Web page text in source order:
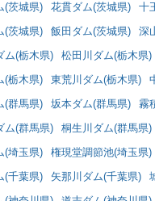
(茨城県)
花貫ダム(茨城県) 十
(茨城県)
飯田ダム(茨城県) 深
ム(栃木県)
松田川ダム(栃木県)
(栃木県)
東荒川ダム(栃木県)
(群馬県)
坂本ダム(群馬県) 霧
ム(群馬県)
桐生川ダム(群馬県)
(埼玉県)
権現堂調節池(埼玉県)
(千葉県)
矢那川ダム(千葉県)